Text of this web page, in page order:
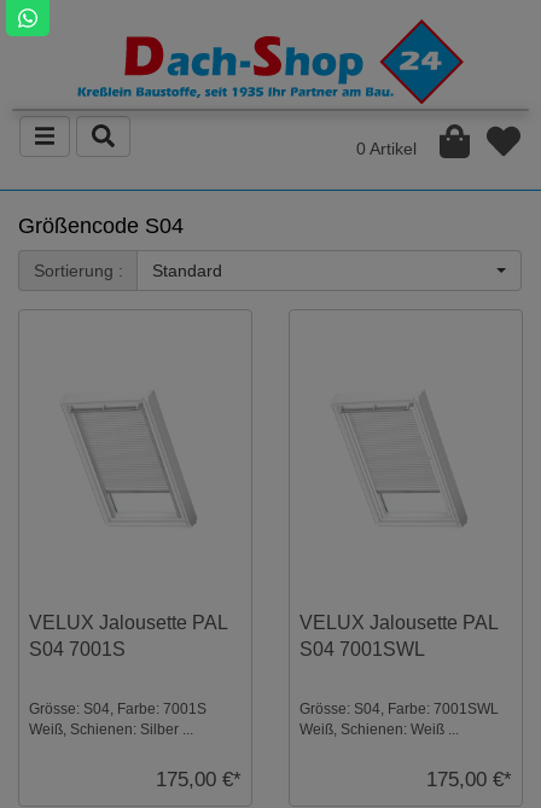
0 Artikel
Größencode S04
Sortierung : Standard
VELUX Jalousette PAL
S04 7001S
Grösse: S04, Farbe: 7001S
Weiß, Schienen: Silber ...
175,00 €*
VELUX Jalousette PAL
S04 7001SWL
Grösse: S04, Farbe: 7001SWL
Weiß, Schienen: Weiß ...
175,00 €*